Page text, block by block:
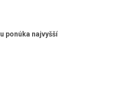
ponúka najvyšší